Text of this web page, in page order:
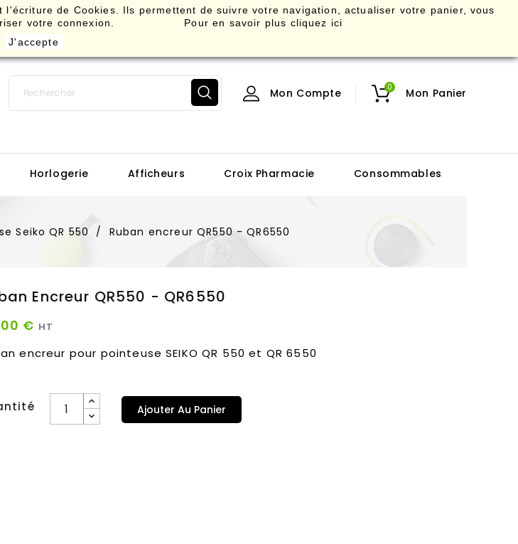
de Cookies. Ils permettent de suivre votre navigation, actualiser votre panier, vous
votre connexion. Pour en savoir plus cliquez ici
J'accepte
Mon Panier
0
Mon Compte
Horlogerie Afficheurs Croix Pharmacie Consommables
Seiko QR 550 Ruban encreur QR550 - QR6550
Encreur QR550 - QR6550
€ HT
encreur pour pointeuse SEIKO QR 550 et QR 6550
Ajouter Au Panier